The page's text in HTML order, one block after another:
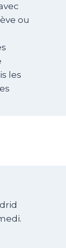
ou
les